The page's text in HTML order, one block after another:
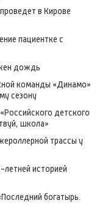
в Кирове
пациентке с
дождь
команды «Динамо»
сезону
детского
школа»
трассы у
летней историей
богатырь.